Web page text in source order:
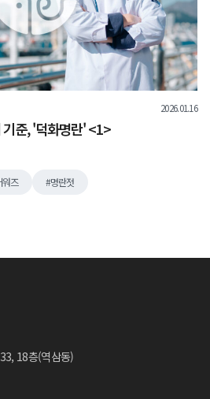
2026.01.16
준, '덕화명란' <1>
워즈 명란젓
18층(역삼동)